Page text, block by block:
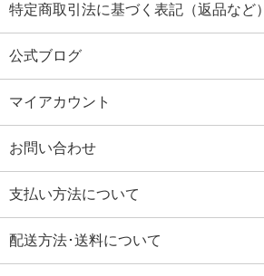
特定商取引法に基づく表記（返品など）
公式ブログ
マイアカウント
お問い合わせ
支払い方法について
配送方法･送料について